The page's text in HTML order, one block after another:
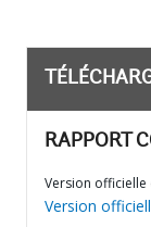
RAPPORT
Version
Version